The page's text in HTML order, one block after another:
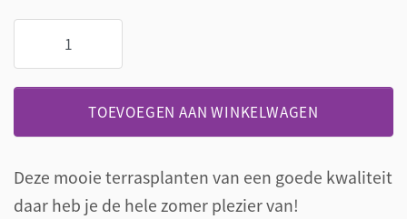
overpot
aantal
TOEVOEGEN AAN WINKELWAGEN
Deze mooie terrasplanten van een goede kwaliteit
daar heb je de hele zomer plezier van!